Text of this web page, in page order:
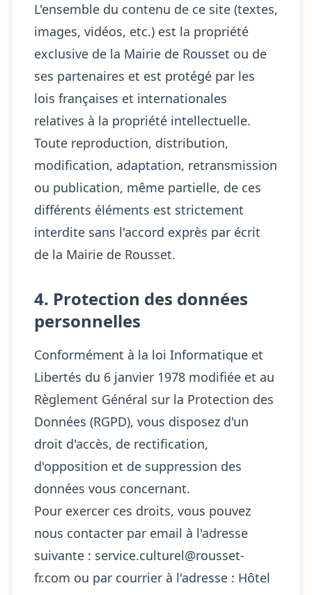
L'ensemble du contenu de ce site (textes,
images, vidéos, etc.) est la propriété
exclusive de la Mairie de Rousset ou de
ses partenaires et est protégé par les
lois françaises et internationales
relatives à la propriété intellectuelle.
Toute reproduction, distribution,
modification, adaptation, retransmission
ou publication, même partielle, de ces
différents éléments est strictement
interdite sans l'accord exprès par écrit
de la Mairie de Rousset.
4. Protection des données
personnelles
Conformément à la loi Informatique et
Libertés du 6 janvier 1978 modifiée et au
Règlement Général sur la Protection des
Données (RGPD), vous disposez d'un
droit d'accès, de rectification,
d'opposition et de suppression des
données vous concernant.
Pour exercer ces droits, vous pouvez
nous contacter par email à l'adresse
suivante : service.culturel@rousset-
fr.com ou par courrier à l'adresse : Hôtel